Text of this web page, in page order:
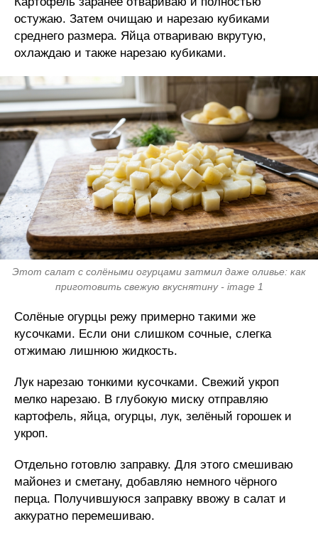
остужаю. Затем очищаю и нарезаю кубиками
среднего размера. Яйца отвариваю вкрутую,
охлаждаю и также нарезаю кубиками.
Этот салат с солёными огурцами затмил даже оливье: как
приготовить свежую вкуснятину - image 1
Солёные огурцы режу примерно такими же
кусочками. Если они слишком сочные, слегка
отжимаю лишнюю жидкость.
Лук нарезаю тонкими кусочками. Свежий укроп
мелко нарезаю. В глубокую миску отправляю
картофель, яйца, огурцы, лук, зелёный горошек и
укроп.
Отдельно готовлю заправку. Для этого смешиваю
майонез и сметану, добавляю немного чёрного
перца. Получившуюся заправку ввожу в салат и
аккуратно перемешиваю.